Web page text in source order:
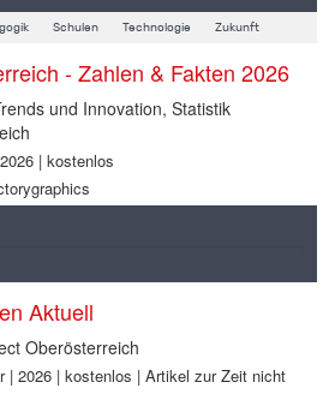
Schulen Technologie Zukunft
- Zahlen & Fakten 2026
und Innovation, Statistik
| kostenlos
Aktuell
Oberösterreich
| 2026 | kostenlos | Artikel zur Zeit nicht